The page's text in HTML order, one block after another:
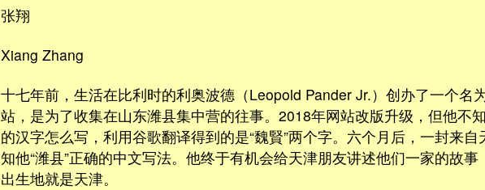
张翔
Xiang Zhang
十七年前，生活在比利时的利奥波德（Leopold Pander Jr.）创办了一个名
站，是为了收集在山东潍县集中营的往事。2018年网站改版升级，但他不
的汉字怎么写，利用谷歌翻译得到的是“魏賢”两个字。六个月后，一封来
知他“潍县”正确的中文写法。他终于有机会给天津朋友讲述他们一家的故
出生地就是天津。